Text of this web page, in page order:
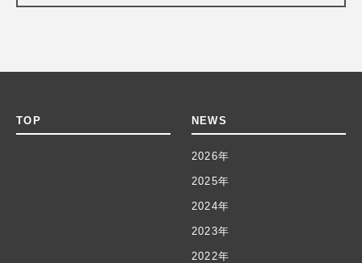
TOP NEWS
2026年
2025年
2024年
2023年
2022年